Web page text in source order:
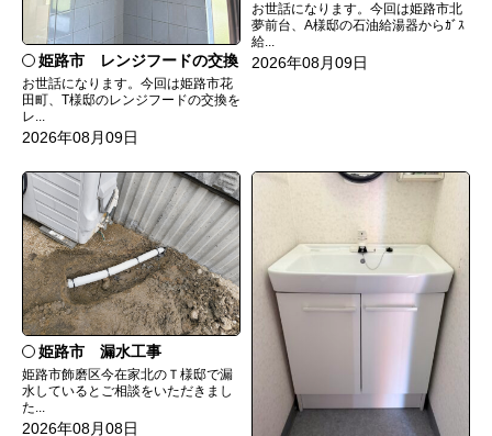
姫路市 レンジフードの交換
お世話になります。今回は姫路市花
田町、T様邸のレンジフードの交換を
レ...
2026年08月09日
お世話になります。今回は姫路市北
夢前台、A様邸の石油給湯器からｶﾞｽ
給...
2026年08月09日
姫路市 漏水工事
姫路市飾磨区今在家北のＴ様邸で漏
水しているとご相談をいただきまし
た...
2026年08月08日